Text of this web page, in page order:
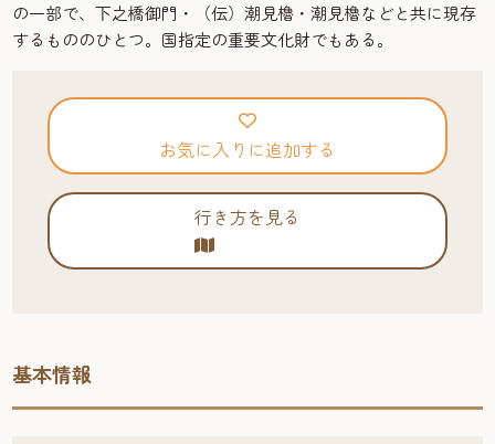
の一部で、下之橋御門・（伝）潮見櫓・潮見櫓などと共に現存
するもののひとつ。国指定の重要文化財でもある。
お気に入りに追加する
行き方を見る
基本情報